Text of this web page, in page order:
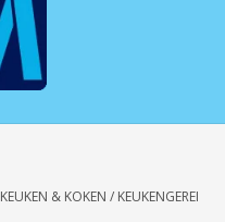
KEUKEN & KOKEN / KEUKENGEREI